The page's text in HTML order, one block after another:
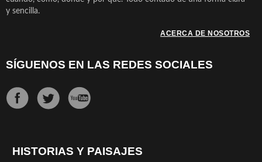
y sencilla.
ACERCA DE NOSOTROS
SÍGUENOS EN LAS REDES SOCIALES
HISTORIAS Y PAISAJES